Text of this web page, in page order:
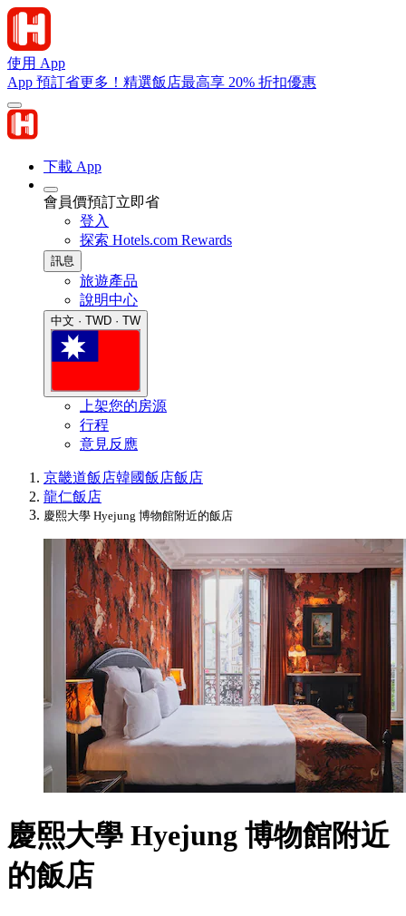
使用 App
App 預訂省更多！精選飯店最高享 20% 折扣優惠
下載 App
會員價預訂立即省
登入
探索 Hotels.com Rewards
訊息
旅遊產品
說明中心
中文 · TWD · TW
上架您的房源
行程
意見反應
京畿道飯店韓國飯店飯店
龍仁飯店
慶熙大學 Hyejung 博物館附近的飯店
慶熙大學 Hyejung 博物館附近
的飯店